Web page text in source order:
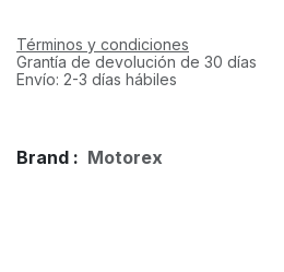
Términos y condiciones
Grantía de devolución de 30 días
Envío: 2-3 días hábiles
Brand : Motorex